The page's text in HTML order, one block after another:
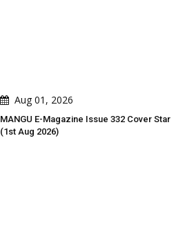
Aug 01, 2026
MANGU E-Magazine Issue 332 Cover Star
(1st Aug 2026)